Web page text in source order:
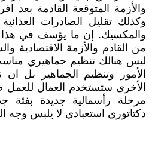
والأزمة المتوقعة القادمة بعد
وكذلك تقليل الصادرات
والمكسيك. إن ما يؤسف في هذا
من القادم والأزمة الاقتصادية
ليس هنالك تنظيم جماهيري
الأمور وتنظيم الجماهير بل
الأخرى ستستخدم العمال
مرحلة رأسمالية جديدة بفئة
دكتاتوري استعبادي لا يلبس وجه